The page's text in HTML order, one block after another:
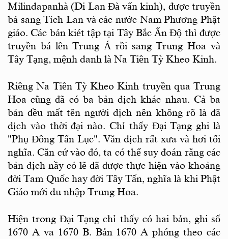
Milindapanhà (Di Lan Ðà vấn kinh), được truyền
bá sang Tích Lan và các nước Nam Phương Phật
giáo. Các bản kiét tập tại Tây Bắc Ấn Ðộ thì được
truyền bá lên Trung Á rồi sang Trung Hoa và
Tây Tạng, mệnh danh là Na Tiên Tỳ Kheo Kinh.
Riêng Na Tiên Tỳ Kheo Kinh truyền qua Trung
Hoa cũng đã có ba bản dịch khác nhau. Cả ba
bản đều mất tên người dịch nên không rõ là đã
dịch vào thời đại nào. Chỉ thấy Ðại Tạng ghi là
"Phụ Ðông Tấn Lục". Văn dịch rất xưa và hơi tối
nghĩa. Căn cứ vào đó, ta có thể suy đoán rằng các
bản dịch nầy có lẽ đã được thực hiện vào khoảng
đời Tam Quốc hay đời Tây Tấn, nghĩa là khi Phật
Giáo mới du nhập Trung Hoa.
Hiện trong Ðại Tạng chỉ thấy có hai bản, ghi số
1670 A va 1670 B. Bản 1670 A phóng theo các